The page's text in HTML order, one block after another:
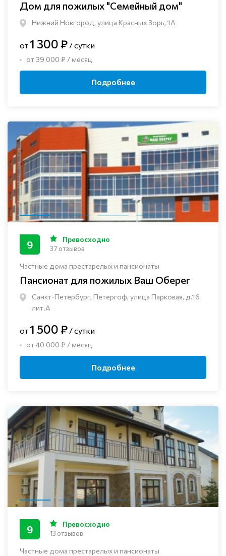
Дом для пожилых "Семейный дом"
Нижний Новгород, улица Красных Зорь, 1А
от1 300 ₽ / сутки
от 39 000 ₽ / месяц
Подробнее
Частные дома престарелых и пансионаты
Пансионат для пожилых Ваш Оберег
Санкт-Петербург, Петергоф, улица Парковая, д.16
лит.А
9 Превосходно
37 отзывов
от1 500 ₽ / сутки
от 40 000 ₽ / месяц
Подробнее
Частные дома престарелых и пансионаты
9 Превосходно
13 отзывов